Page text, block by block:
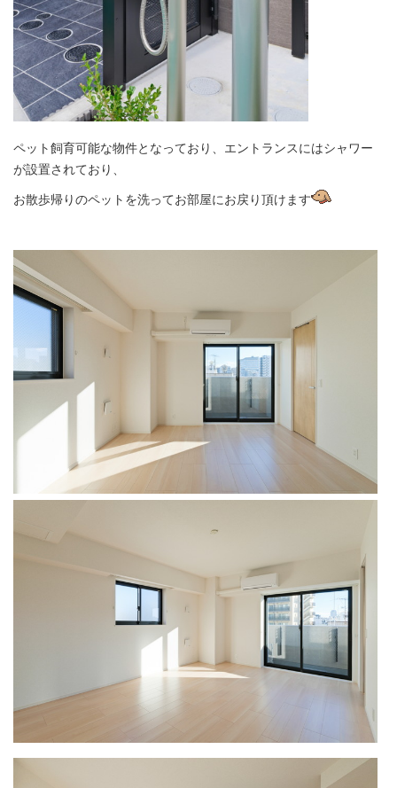
ペット飼育可能な物件となっており、エントランスにはシャワー
が設置されており、
お散歩帰りのペットを洗ってお部屋にお戻り頂けます